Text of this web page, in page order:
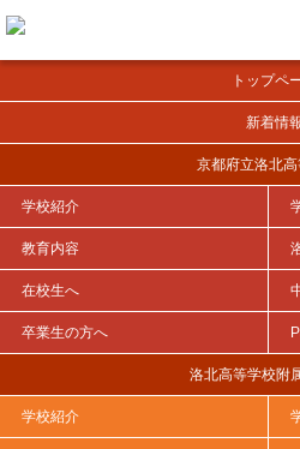
トップペ
新着情
京都府立洛北
学校紹介
教育内容
在校生へ
卒業生の方へ
洛北高等学校附
学校紹介
ＨＯＭＥ 学校生活（洛北高等学校附属
情報モラル教室を実施しました
情報モラル教室を実